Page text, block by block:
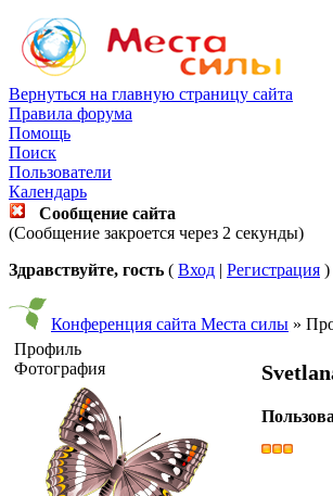
Вернуться на главную страницу сайта
Правила форума
Помощь
Поиск
Пользователи
Календарь
Сообщение сайта
(Сообщение закроется через 2 секунды)
Здравствуйте, гость ( Вход | Регистрация )
Конференция сайта Места силы »
Профиль
Фотография